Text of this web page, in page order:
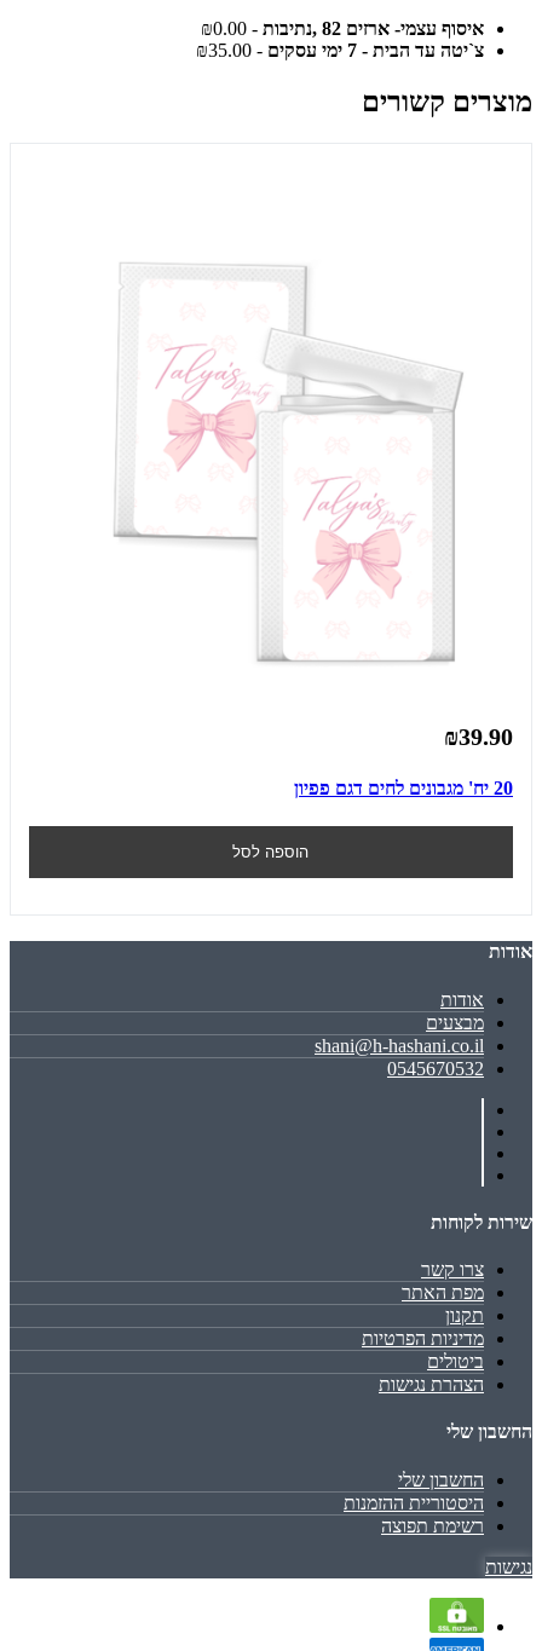
איסוף עצמי- ארזים 82 ,נתיבות
- ₪0.00
צ`יטה עד הבית - 7 ימי עסקים
- ₪35.00
מוצרים קשורים
₪39.90
20 יח' מגבונים לחים דגם פפיון
הוספה לסל
אודות
אודות
מבצעים
shani@h-hashani.co.il
0545670532
שירות לקוחות
צרו קשר
מפת האתר
תקנון
מדיניות הפרטיות
ביטולים
הצהרת נגישות
החשבון שלי
החשבון שלי
היסטוריית ההזמנות
רשימת תפוצה
נגישות